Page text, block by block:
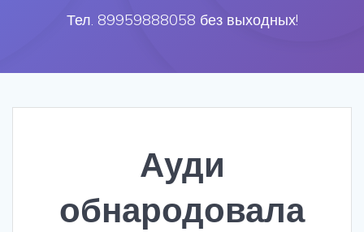
Тел. 89959888058 без выходных!
Ауди
обнародовала